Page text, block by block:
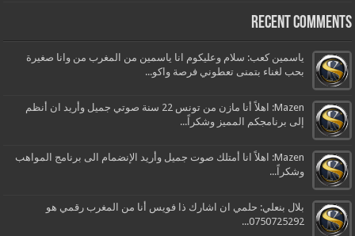
Recent Comments
ياسمين كعب: سلام وعليكوم انا ياسمين من المغرب من وانا صغيرة
بحب لغناء بتمنى تعطوني فرصة واكو...
Mazen: اهلاً أنا مازن من تونس 22 سنة صوتي جميل وأريد ان أنظم
إلى برنامجكم المميز وشكراً...
Mazen: اهلاً انا أمتلك صوت جميل وأريد الإنضمام الى برنامج المواهب
وشكراً...
بلال بنعلي: حلمي ان اشارك ذا فويس أنا من المغرب رقمي هو
0750725292...